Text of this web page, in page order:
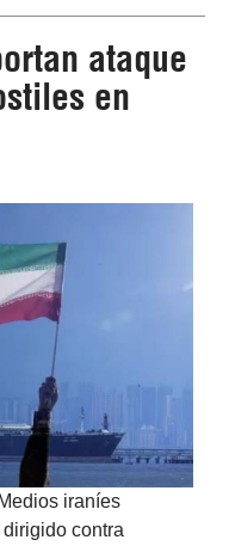
ataque
en
iraníes
contra